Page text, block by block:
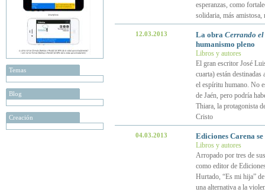
Temas
Blog
Creación
esperanzas, como
solidaria, más amistosa,
12.03.2013 La obra Cerrando
humanismo pleno
Libros y autores
El gran escritor José
cuarta) están
el espíritu humano. No
de Jaén, pero podría
Thiara, la protagonista
Cristo
04.03.2013 Ediciones Carena se
Libros y autores
Arropado por tres de
como editor de
Hurtado, “Es mi hija”
una alternativa a la